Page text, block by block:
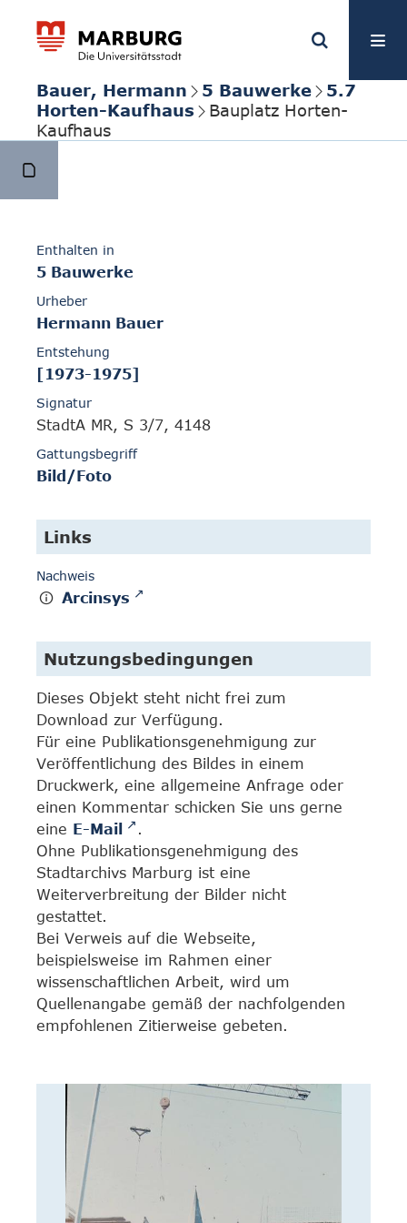
Bauer, Hermann 5 Bauwerke
5.7
Horten-Kaufhaus
Bauplatz Horten-
Kaufhaus
Enthalten in
5 Bauwerke
Urheber
Hermann Bauer
Entstehung
[1973-1975]
Signatur
StadtA MR, S 3/7, 4148
Gattungsbegriff
Bild/Foto
Links
Nachweis
Arcinsys
Nutzungsbedingungen
Dieses Objekt steht nicht frei zum
Download zur Verfügung.
Für eine Publikationsgenehmigung zur
Veröffentlichung des Bildes in einem
Druckwerk, eine allgemeine Anfrage oder
einen Kommentar schicken Sie uns gerne
eine E-Mail
.
Ohne Publikationsgenehmigung des
Stadtarchivs Marburg ist eine
Weiterverbreitung der Bilder nicht
gestattet.
Bei Verweis auf die Webseite,
beispielsweise im Rahmen einer
wissenschaftlichen Arbeit, wird um
Quellenangabe gemäß der nachfolgenden
empfohlenen Zitierweise gebeten.